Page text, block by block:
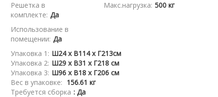
Решетка в
комплекте: Да
Макс.нагрузка: 500 кг
Использование в
помещении: Да
Упаковка 1: Ш24 x В114 x Г213см
Упаковка 2: Ш29 x В31 x Г218 см
Упаковка 3: Ш96 x В18 x Г206 см
Вес в упаковке: 156.61 кг
Требуется сборка : Да